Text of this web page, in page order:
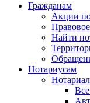
Гражданам
Акции по
Найти
Нотариусам